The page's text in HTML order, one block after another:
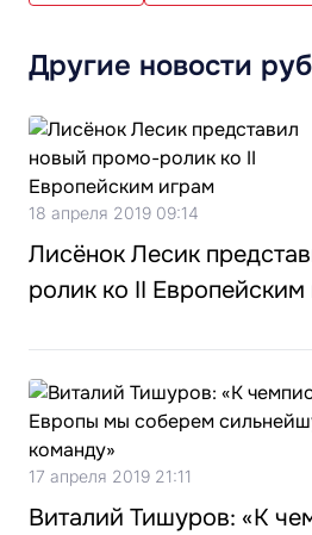
Другие новости
18 апреля 2019 09:14
Лисёнок Лесик
ролик ко II Европейским
17 апреля 2019 21:11
Виталий Тишуров: «К